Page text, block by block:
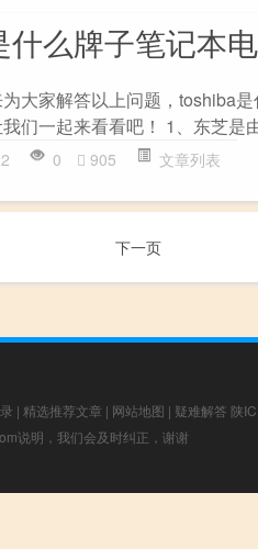
么牌子笔记本
大家解答以上问题，toshiba
们一起来看看吧！ 1、东芝是
0 905 文章列表
下一页
| 精选推荐文章 | 网站地图 | 疑难解答 陕
说明，我们会及时纠正，谢谢